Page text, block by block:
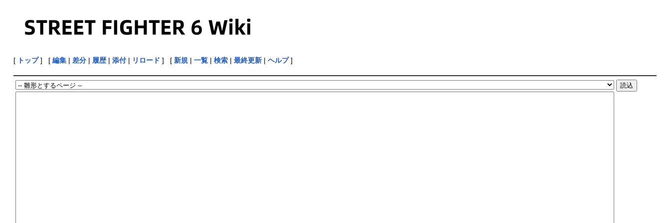
[ トップ] [ 編集| 差分| 履歴| 添付| リロード ] [ 新規| 一覧| 検索| 最終更新| ヘルプ]